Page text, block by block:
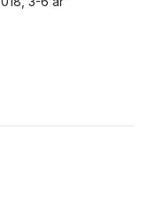
röster: